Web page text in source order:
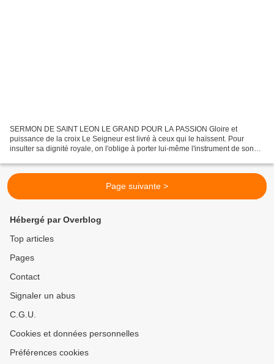
SERMON DE SAINT LEON LE GRAND POUR LA PASSION Gloire et
puissance de la croix Le Seigneur est livré à ceux qui le haïssent. Pour
insulter sa dignité royale, on l'oblige à porter lui-même l'instrument de son
Page suivante >
Hébergé par Overblog
Top articles
Pages
Contact
Signaler un abus
C.G.U.
Cookies et données personnelles
Préférences cookies